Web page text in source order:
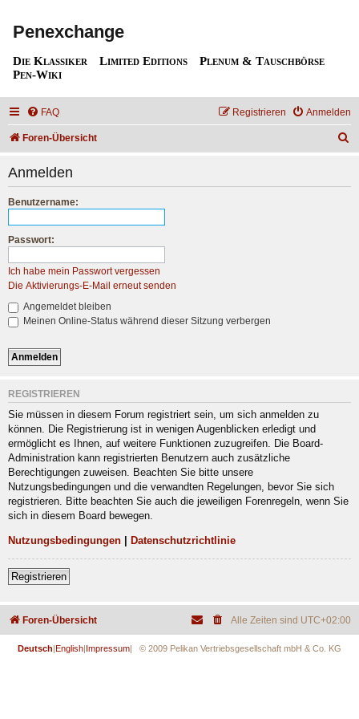
Penexchange
Die Klassiker Limited Editions
Plenum & Tauschbörse
Pen-Wiki
FAQ Anmelden
Registrieren
Foren-Übersicht
Anmelden
Benutzername:
Passwort:
Ich habe mein Passwort vergessen
Die Aktivierungs-E-Mail erneut senden
Angemeldet bleiben
Meinen Online-Status während dieser Sitzung verbergen
REGISTRIEREN
Sie müssen in diesem Forum registriert sein, um sich anmelden zu
können. Die Registrierung ist in wenigen Augenblicken erledigt und
ermöglicht es Ihnen, auf weitere Funktionen zuzugreifen. Die Board-
Administration kann registrierten Benutzern auch zusätzliche
Berechtigungen zuweisen. Beachten Sie bitte unsere
Nutzungsbedingungen und die verwandten Regelungen, bevor Sie sich
registrieren. Bitte beachten Sie auch die jeweiligen Forenregeln, wenn Sie
sich in diesem Board bewegen.
Nutzungsbedingungen Datenschutzrichtlinie
Registrieren
Foren-Übersicht Alle Zeiten sind UTC+02:00
Deutsch English Impressum | © 2009 Pelikan Vertriebsgesellschaft mbH & Co. KG